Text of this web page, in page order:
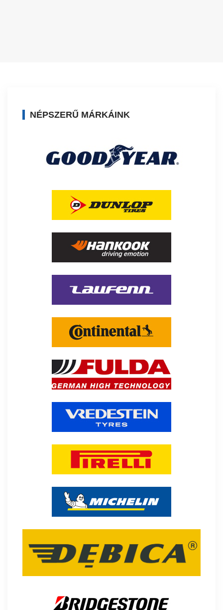
NÉPSZERŰ MÁRKÁINK